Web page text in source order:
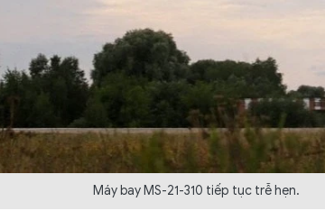
Máy bay MS-21-310 tiếp tục trễ hẹn.